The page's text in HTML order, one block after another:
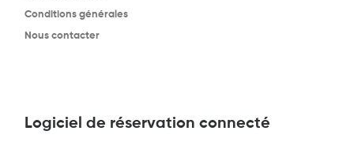
Conditions générales
Nous contacter
Logiciel de réservation connecté